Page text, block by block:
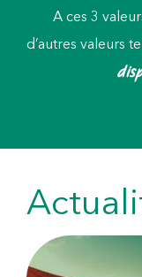
A ces 3
d’autres valeurs